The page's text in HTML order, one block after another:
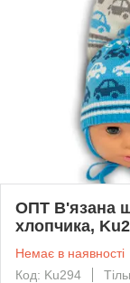
ОПТ В'язана
хлопчика,
Немає в наявності
Код: Ku294